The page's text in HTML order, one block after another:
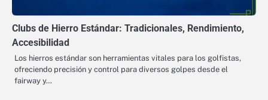
Clubs de Hierro Estándar: Tradicionales, Rendimiento,
Accesibilidad
Los hierros estándar son herramientas vitales para los golfistas,
ofreciendo precisión y control para diversos golpes desde el
fairway y…